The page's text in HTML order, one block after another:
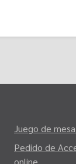
Juego de
Pedido de
online